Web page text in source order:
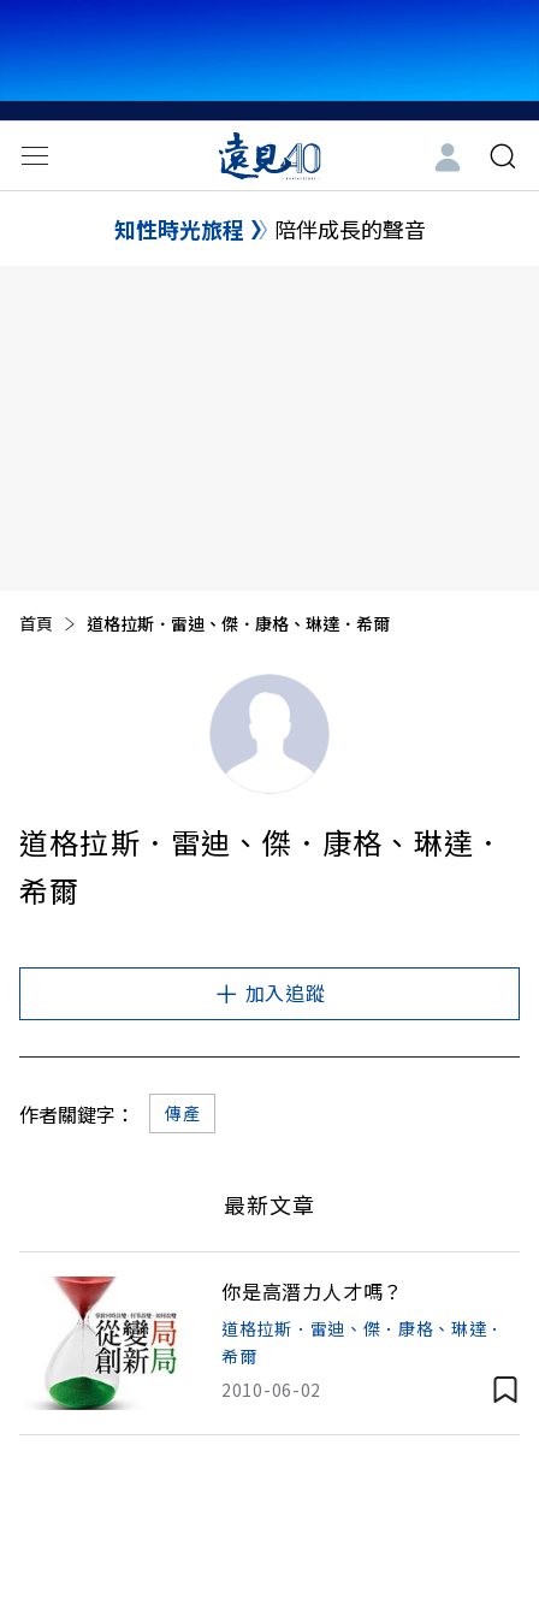
知性時光旅程 陪伴成長的聲音
首頁 目前頁面：
道格拉斯．雷迪、傑．康格、琳達．希爾
道格拉斯．雷迪、傑．康格、琳達．
希爾
加入追蹤
作者關鍵字： 傳產
最新文章
你是高潛力人才嗎？
道格拉斯．雷迪、傑．康格、琳達．
希爾
2010-06-02